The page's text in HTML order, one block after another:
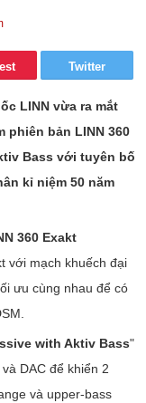
Twitter
LINN vừa ra mắt
phiên bản LINN 360
Bass với tuyên bố
kỉ niệm 50 năm
360 Exakt
với mạch khuếch đại
ưu cùng nhau để có
with Aktiv Bass"
DAC để khiển 2
và upper-bass